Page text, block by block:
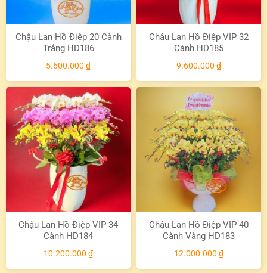
Chậu Lan Hồ Điệp 20 Cành
Trắng HD186
5.600.000 ₫
Chậu Lan Hồ Điệp VIP 32
Cành HD185
9.600.000 ₫
Chậu Lan Hồ Điệp VIP 34
Cành HD184
10.200.000 ₫
Chậu Lan Hồ Điệp VIP 40
Cành Vàng HD183
12.000.000 ₫